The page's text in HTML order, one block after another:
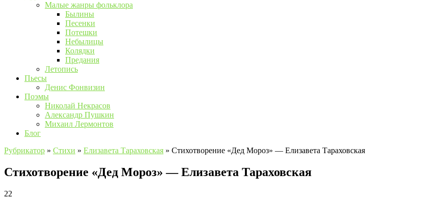
Малые жанры фольклора
Былины
Песенки
Потешки
Небылицы
Колядки
Предания
Летопись
Пьесы
Денис Фонвизин
Поэмы
Николай Некрасов
Александр Пушкин
Михаил Лермонтов
Блог
Рубрикатор » Стихи » Елизавета Тараховская » Стихотворение «Дед Мороз» — Елизавета Тараховская
Стихотворение «Дед Мороз» — Елизавета Тараховская
22